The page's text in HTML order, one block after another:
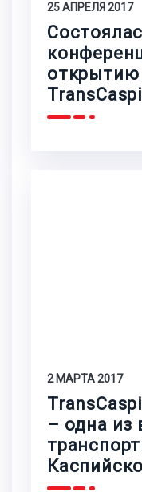
25 АПРЕЛЯ 2017
открытию
2 МАРТА 2017
– одна из